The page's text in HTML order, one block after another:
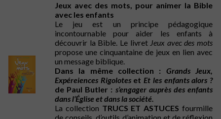
Jeux avec des mots, pour animer la Bible
avec les enfants
Le jeu est un principe pédagogique
incontournable pour aider les enfants à
découvrir la Bible. Le livretJeux avec des mots
propose une cinquantaine de jeux en lien avec
un message biblique.
Dans la même collection : Grands Jeux,
Expéreiences Rigoloteset Et les enfants alors ?
de Paul Butler : s’engager auprès des enfants
dans l’Église et dans la société.
La collection TRUCS ET ASTUCES fourmille